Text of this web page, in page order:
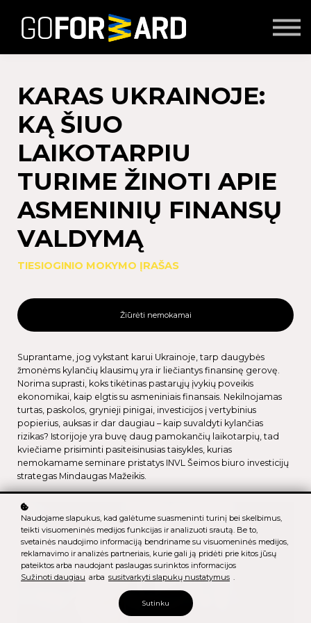
Seminarai
Prisijungti
KARAS UKRAINOJE:
KĄ ŠIUO
LAIKOTARPIU
TURIME ŽINOTI APIE
ASMENINIŲ FINANSŲ
VALDYMĄ
TIESIOGINIO MOKYMO ĮRAŠAS
Žiūrėti nemokamai
Suprantame, jog vykstant karui Ukrainoje, tarp daugybės
žmonėms kylančių klausimų yra ir liečiantys finansinę gerovę.
Norima suprasti, koks tikėtinas pastarųjų įvykių poveikis
ekonomikai, kaip elgtis su asmeniniais finansais. Nekilnojamas
turtas, paskolos, grynieji pinigai, investicijos į vertybinius
popierius, auksas ir dar daugiau – kaip suvaldyti kylančias
rizikas? Istorijoje yra buvę daug pamokančių laikotarpių, tad
kviečiame prisiminti pasiteisinusias taisykles, kurias
nemokamame seminare pristatys INVL Šeimos biuro investicijų
strategas Mindaugas Mažeikis.
Naudojame slapukus, kad galėtume suasmeninti turinį bei skelbimus,
teikti visuomeninės medijos funkcijas ir analizuoti srautą. Be to,
svetainės naudojimo informaciją bendriname su visuomeninės medijos,
reklamavimo ir analizės partneriais, kurie gali ją pridėti prie kitos jūsų
pateiktos arba naudojant paslaugas surinktos informacijos
Sužinoti daugiau arba susitvarkyti slapukų nustatymus .
Sutinku